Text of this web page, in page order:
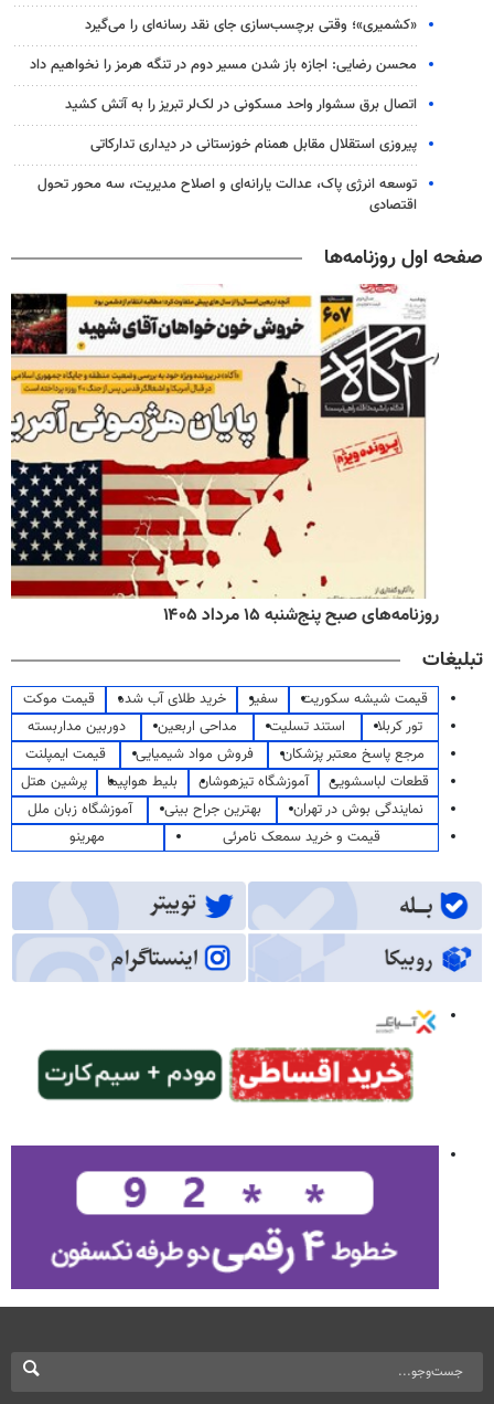
«کشمیری»؛ وقتی برچسب‌سازی جای نقد رسانه‌ای را می‌گیرد
محسن رضایی: اجازه باز شدن مسیر دوم در تنگه هرمز را نخواهیم داد
اتصال برق سشوار واحد مسکونی در لک‌لر تبریز را به آتش کشید
پیروزی استقلال مقابل همنام خوزستانی در دیداری تدارکاتی
توسعه انرژی پاک، عدالت یارانه‌ای و اصلاح مدیریت، سه محور تحول
اقتصادی
صفحه اول روزنامه‌ها
روزنامه‌های صبح پنج‌شنبه ۱۵ مرداد ۱۴۰۵
تبلیغات
قیمت شیشه سکوریت سفیر خرید طلای آب شده
قیمت موکت
تور کربلا
استند تسلیت مداحی اربعین
دوربین مداربسته
مرجع پاسخ معتبر پزشکان
فروش مواد شیمیایی
قیمت ایمپلنت
قطعات لباسشویی
آموزشگاه تیزهوشان بلیط هواپیما
پرشین هتل
نمایندگی بوش در تهران
بهترین جراح بینی
آموزشگاه زبان ملل
قیمت و خرید سمعک نامرئی
مهرینو